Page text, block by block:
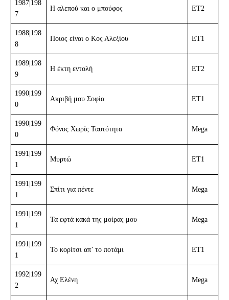
1987|198
7
Η αλεπού και ο μπούφος ΕΤ2
1988|198
8
Ποιος είναι ο Κος Αλεξίου ΕΤ1
1989|198
9
Η έκτη εντολή ΕΤ2
1990|199
0
Ακριβή μου Σοφία ΕΤ1
1990|199
0
Φόνος Χωρίς Ταυτότητα Mega
1991|199
1
Μυρτώ ΕΤ1
1991|199
1
Σπίτι για πέντε Mega
1991|199
1
Τα εφτά κακά της μοίρας μου Mega
1991|199
1
Το κορίτσι απ’ το ποτάμι ΕΤ1
1992|199
2
Αχ Ελένη Mega